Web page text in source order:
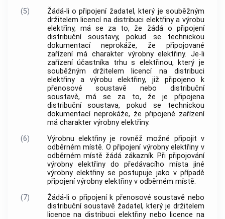
(5)
Žádá-li o připojení žadatel, který je souběžným
držitelem licencí na distribuci elektřiny a výrobu
elektřiny, má se za to, že žádá o připojení
distribuční soustavy, pokud se technickou
dokumentací neprokáže, že připojované
zařízení má charakter výrobny elektřiny. Je-li
zařízení účastníka trhu s elektřinou, který je
souběžným držitelem licencí na distribuci
elektřiny a výrobu elektřiny, již připojeno k
přenosové soustavě nebo distribuční
soustavě, má se za to, že je připojena
distribuční soustava, pokud se technickou
dokumentací neprokáže, že připojené zařízení
má charakter výrobny elektřiny.
(6)
Výrobnu elektřiny je rovněž možné připojit v
odběrném místě. O připojení výrobny elektřiny v
odběrném místě žádá zákazník. Při připojování
výrobny elektřiny do předávacího místa jiné
výrobny elektřiny se postupuje jako v případě
připojení výrobny elektřiny v odběrném místě.
(7)
Žádá-li o připojení k přenosové soustavě nebo
distribuční soustavě žadatel, který je držitelem
licence na distribuci elektřiny nebo licence na